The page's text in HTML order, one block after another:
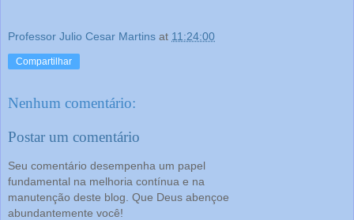
Professor Julio Cesar Martins at 11:24:00
Compartilhar
Nenhum comentário:
Postar um comentário
Seu comentário desempenha um papel
fundamental na melhoria contínua e na
manutenção deste blog. Que Deus abençoe
abundantemente você!